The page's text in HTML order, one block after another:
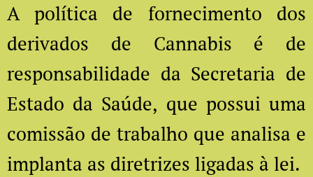
A política de fornecimento dos
derivados de Cannabis é de
responsabilidade da Secretaria de
Estado da Saúde, que possui uma
comissão de trabalho que analisa e
implanta as diretrizes ligadas à lei.